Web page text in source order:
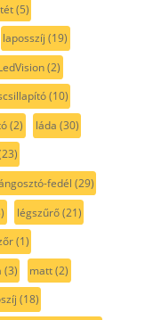
(5)
laposszíj (19)
(2)
(10)
(2) láda (30)
fedél (29)
légszűrő(21)
(1)
(3) matt(2)
(18)